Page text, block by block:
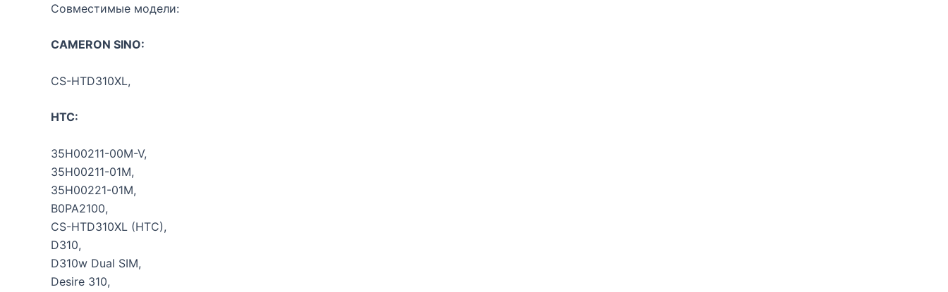
Совместимые модели:
CAMERON SINO:
CS-HTD310XL,
HTC:
35H00211-00M-V,
35H00211-01M,
35H00221-01M,
B0PA2100,
CS-HTD310XL (HTC),
D310,
D310w Dual SIM,
Desire 310,